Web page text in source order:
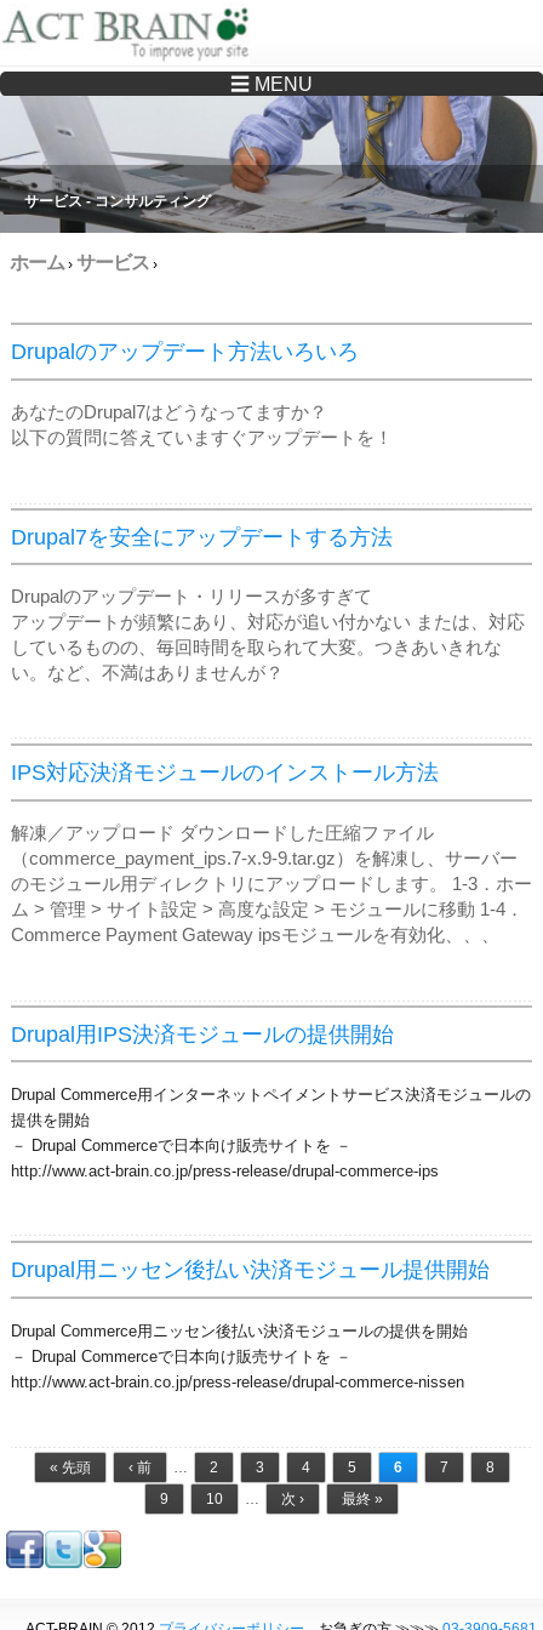
Drupalサイトの制作・保守をどこに頼んでいいか分からない方へ…まずはご相談く
ださい
☰ MENU
サービス - コンサルティング
ホーム› サービス ›
Drupalのアップデート方法いろいろ
あなたのDrupal7はどうなってますか？
​以下の質問に答えていますぐアップデートを！
Drupal7を安全にアップデートする方法
Drupalのアップデート・リリースが多すぎて
アップデートが頻繁にあり、対応が追い付かない または、対応
しているものの、毎回時間を取られて大変。つきあいきれな
い。など、不満はありませんが？
IPS対応決済モジュールのインストール方法
解凍／アップロード ダウンロードした圧縮ファイル
（commerce_payment_ips.7-x.9-9.tar.gz）を解凍し、サーバー
のモジュール用ディレクトリにアップロードします。 1‐3．ホー
ム > 管理 > サイト設定 > 高度な設定 > モジュールに移動 1‐4．
Commerce Payment Gateway ipsモジュールを有効化、、、
Drupal用IPS決済モジュールの提供開始
Drupal Commerce用インターネットペイメントサービス決済モジュールの
提供を開始
－ Drupal Commerceで日本向け販売サイトを －
http://www.act-brain.co.jp/press-release/drupal-commerce-ips
Drupal用ニッセン後払い決済モジュール提供開始
Drupal Commerce用ニッセン後払い決済モジュールの提供を開始
－ Drupal Commerceで日本向け販売サイトを －
http://www.act-brain.co.jp/press-release/drupal-commerce-nissen
ページ« 先頭 ‹ 前 … 2 3 4 5 6 7
8
9
10 … 次 › 最終 »